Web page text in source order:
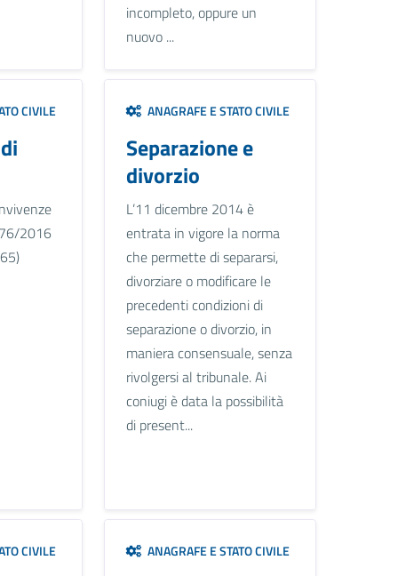
incompleto, oppure un
nuovo ...
CIVILE
2016
ANAGRAFE E STATO CIVILE
Separazione e
divorzio
L’11 dicembre 2014 è
entrata in vigore la norma
che permette di separarsi,
divorziare o modificare le
precedenti condizioni di
separazione o divorzio, in
maniera consensuale, senza
rivolgersi al tribunale. Ai
coniugi è data la possibilità
di present...
CIVILE ANAGRAFE E STATO CIVILE